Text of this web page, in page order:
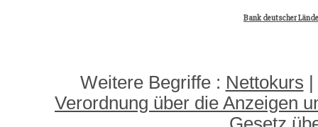
Bank deutscher
Weitere Begriffe : Nettokurs
Verordnung über die Anzeigen